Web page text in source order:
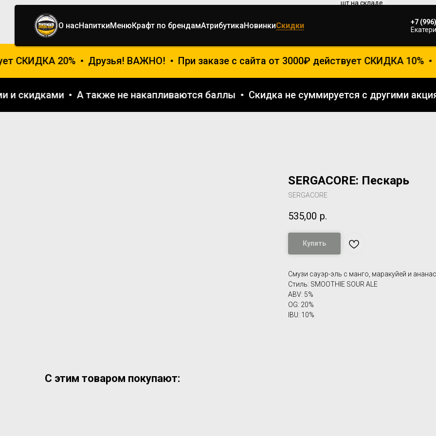
О насНапиткиМенюКрафт по брендамАтрибутикаНовинкиСкидки
+7
СКИДКА 20% Друзья! ВАЖНО! При заказе с сайта от 3000₽ действует СКИДКА 10% от
и скидками А также не накапливаются баллы Скидка не суммируется с другими
SERGACORE: Пескарь
SERGACORE
535,00 р.
Купить
Смузи сауэр-эль с манго, маракуйей и
Стиль: SMOOTHIE SOUR ALE
ABV: 5%
OG: 20%
IBU: 10%
С этим товаром покупают: